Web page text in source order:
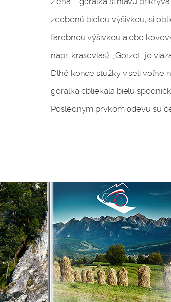
zdobenú bielou výšivkou, si
farebnou výšivkou alebo
napr. krasovlas). „Gorzet“ je
Dlhé konce stužky viseli voľne
goralka obliekala bielu
Posledným prvkom odevu sú